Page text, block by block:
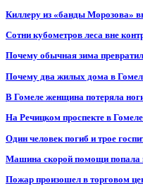
Киллеру из «банды Морозова»
Сотни кубометров леса вне
Почему обычная зима
Почему два жилых дома в
В Гомеле женщина потеряла
На Речицком проспекте в
Один человек погиб и трое
Машина скорой помощи попала
Пожар произошел в торговом